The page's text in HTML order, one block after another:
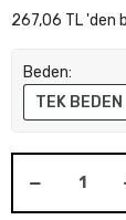
267,06 TL 'den
Beden:
TEK BEDEN